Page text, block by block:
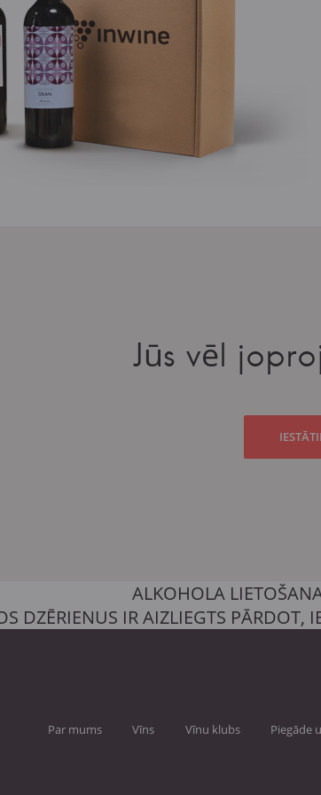
Jūs vēl
ALKOHOLA
DZĒRIENUS IR AIZLIEGTS
Par mums Vīns Vīnu klubs Piegāde